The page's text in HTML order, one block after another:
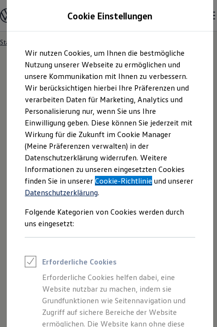
Hauptinhalt
springen
Footer
springen
Modelle & Konfigurator
Nutzfahrzeugkategorien entdecken
Modelle konfigurieren
Vorgängermodelle und Oldtimer
Vorgängermodelle
Oldtimer
Bulli Historie
Branchenlösungen & Gewerbekunden
Umbaulösungen und Hersteller finden
Auf- und Umbauten entdecken & konfigurieren
Groß- und Sonderkunden
Großkunden
Kommunen & Behörden
Journalisten
Sportvereine
Branchenlösungen
Bau & Handwerk
Gewerbliche Personenbeförderung
Service & mobile Werkstätten
Kurier, Logistik & Handel
Kühlfahrzeuge
Feuerwehr
ONE Business ID Vorteile
Fahrzeuge online kaufen
Digitaler Marktplatz
Kauf & Finanzierung
Online-Fahrzeugbewertung
Aktionen & Angebote
E-Auto-Förderung
Für Privatkunden
Startseite
Cookie Einstellungen
Wir nutzen Cookies, um Ihnen die bestmögliche
Nutzung unserer Webseite zu ermöglichen und
unsere Kommunikation mit Ihnen zu verbessern.
Wir berücksichtigen hierbei Ihre Präferenzen und
verarbeiten Daten für Marketing, Analytics und
Personalisierung nur, wenn Sie uns Ihre
Einwilligung geben. Diese können Sie jederzeit mit
Wirkung für die Zukunft im Cookie Manager
(Meine Präferenzen verwalten) in der
Datenschutzerklärung widerrufen. Weitere
Informationen zu unseren eingesetzten Cookies
finden Sie in unsererCookie-Richtlinie und unserer
Datenschutzerklärung.
Folgende Kategorien von Cookies werden durch
uns eingesetzt:
Erforderliche Cookies
Erforderliche Cookies helfen dabei, eine
Website nutzbar zu machen, indem sie
Grundfunktionen wie Seitennavigation und
Zugriff auf sichere Bereiche der Website
ermöglichen. Die Website kann ohne diese